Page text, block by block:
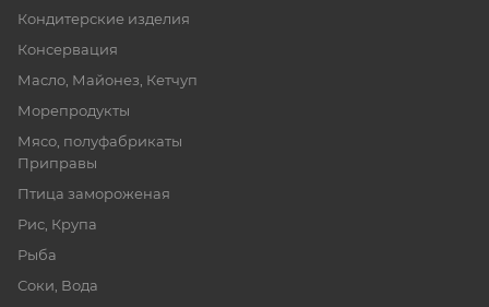
Кондитерские изделия
Консервация
Масло, Майонез, Кетчуп
Морепродукты
Мясо, полуфабрикаты
Приправы
Птица замороженая
Рис, Крупа
Рыба
Соки, Вода